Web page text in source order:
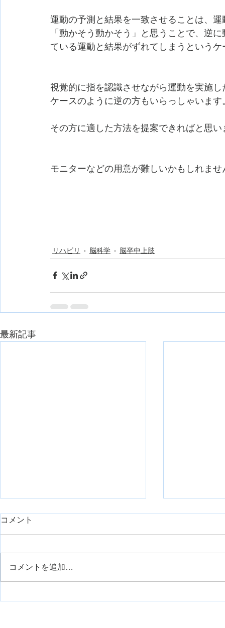
運動の予測と結果を一致させることは、
「動かそう動かそう」と思うことで、逆
ている運動と結果がずれてしまうという
視覚的に指を認識させながら運動を実施
ケースのように逆の方もいらっしゃいます
その方に適した方法を提案できればと思い
モニターなどの用意が難しいかもしれま
リハビリ 脳科学 脳卒中上肢
最新記事
運動観察療法について 半側空間無
コメント
コメントを追加…